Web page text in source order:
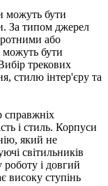
можуть бути
За типом джерел
або
можуть бути
трекових
стилю інтер'єру та
справжніх
і стиль. Корпуси
який не
світильників
роботу і довгий
високу ступінь